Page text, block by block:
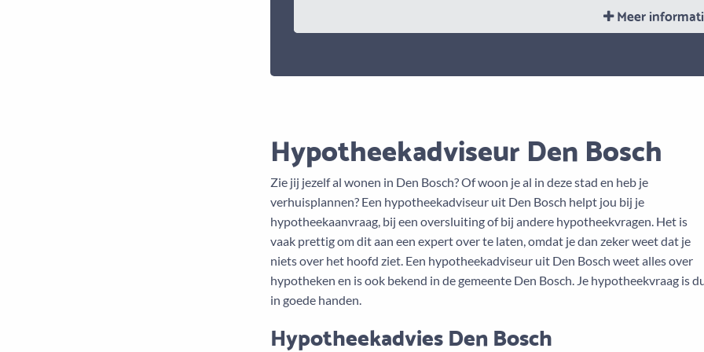
Meer
Hypotheekadviseur Den Bosch
Zie jij jezelf al wonen in Den Bosch? Of woon je al in deze stad en heb je
verhuisplannen? Een hypotheekadviseur uit Den Bosch helpt jou bij je
hypotheekaanvraag, bij een oversluiting of bij andere hypotheekvragen. Het is
vaak prettig om dit aan een expert over te laten, omdat je dan zeker weet dat je
niets over het hoofd ziet. Een hypotheekadviseur uit Den Bosch weet alles over
hypotheken en is ook bekend in de gemeente Den Bosch. Je hypotheekvraag is
in goede handen.
Hypotheekadvies Den Bosch